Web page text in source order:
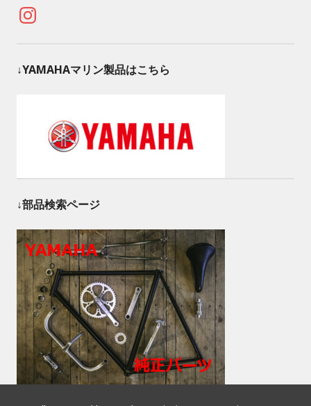
Instagram
↓YAMAHAマリン製品はこちら
↓部品検索ページ